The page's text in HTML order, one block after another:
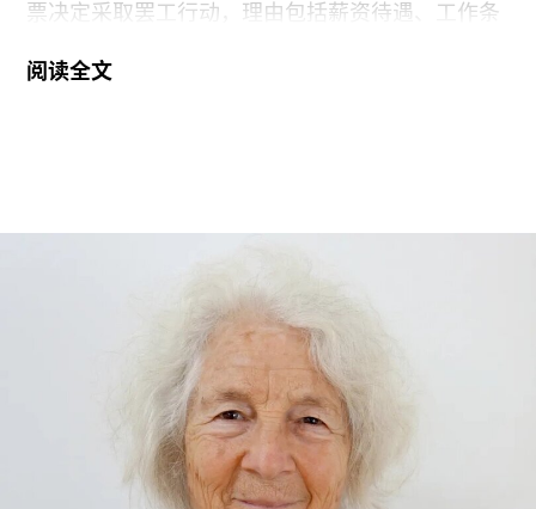
票决定采取罢工行动，理由包括薪资待遇、工作条
地区共运营四家博物馆，包括南肯辛顿的V&A博物
藏库的员工100%投票支持罢工行动。
V&A东馆典藏库于2025年5月开放，向公众展示了
数千件尚未在其他场馆展出的藏品。负责馆内“预约
展品”项目的员工必须全程陪同调取馆藏，只有在另
一位同事到岗接替后，才能去洗手间。与他们服务
的公众一样，这些员工也不允许将食物或饮料带入
主展厅或储藏区。
阅读全文